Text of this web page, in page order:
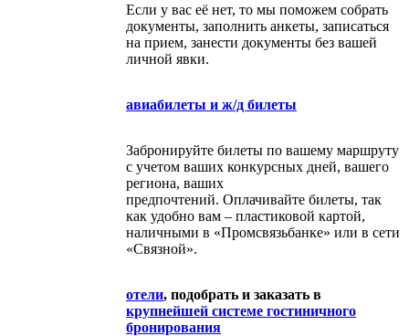
Если у вас её нет, то мы поможем собрать
документы, заполнить анкеты, записаться
на прием, занести документы без вашей
личной явки.
авиабилеты и ж/д билеты
Забронируйте билеты по вашему маршруту
с учетом ваших конкурсных дней, вашего
региона, ваших
предпочтений. Оплачивайте билеты, так
как удобно вам – пластиковой картой,
наличными в «Промсвязьбанке» или в сети
«Связной».
отели, подобрать и заказать в
крупнейшей системе гостиничного
бронирования